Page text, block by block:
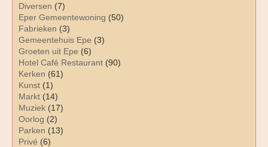
Diversen (7)
Eper Gemeentewoning (50)
Fabrieken (3)
Gemeentehuis Epe (3)
Groeten uit Epe (6)
Hotel Café Restaurant (90)
Kerken (61)
Kunst (1)
Markt (14)
Muziek (17)
Oorlog (2)
Parken (13)
Privé (6)